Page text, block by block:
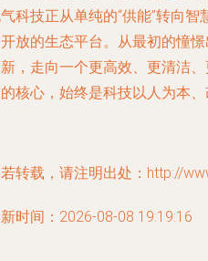
科技正从单纯的“供能”转向智
放的生态平台。从最初的憧
，走向一个更高效、更清洁
核心，始终是科技以人为本、
转载，请注明出处：http://
时间：2026-08-08 19:19:16